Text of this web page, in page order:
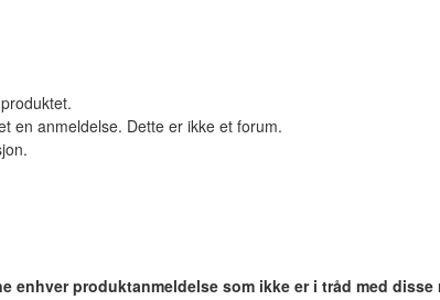
en anmeldelse. Dette er ikke et forum.
enhver produktanmeldelse som ikke er i tråd med